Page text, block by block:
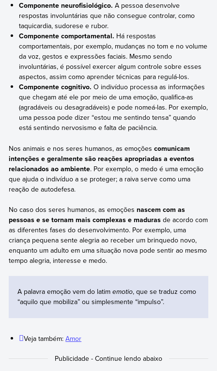
Componente neurofisiológico. A pessoa desenvolve
respostas involuntárias que não consegue controlar, como
taquicardia, sudorese e rubor.
Componente comportamental. Há respostas
comportamentais, por exemplo, mudanças no tom e no volume
da voz, gestos e expressões faciais. Mesmo sendo
involuntárias, é possível exercer algum controle sobre esses
aspectos, assim como aprender técnicas para regulá-los.
Componente cognitivo. O indivíduo processa as informações
que chegam até ele por meio de uma emoção, qualifica-as
(agradáveis ou desagradáveis) e pode nomeá-las. Por exemplo,
uma pessoa pode dizer “estou me sentindo tensa” quando
está sentindo nervosismo e falta de paciência.
Nos animais e nos seres humanos, as emoções comunicam
intenções e geralmente são reações apropriadas a eventos
relacionados ao ambiente. Por exemplo, o medo é uma emoção
que ajuda o indivíduo a se proteger; a raiva serve como uma
reação de autodefesa.
No caso dos seres humanos, as emoções nascem com as
pessoas e se tornam mais complexas e madurasde acordo com
as diferentes fases do desenvolvimento. Por exemplo, uma
criança pequena sente alegria ao receber um brinquedo novo,
enquanto um adulto em uma situação nova pode sentir ao mesmo
tempo alegria, interesse e medo.
A palavra emoção vem do latim emotio, que se traduz como
“aquilo que mobiliza” ou simplesmente “impulso”.
Veja também:Amor